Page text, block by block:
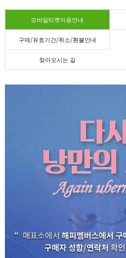
모바일티켓이용안내
구매/유효기간/취소/환불안내
찾아오시는 길